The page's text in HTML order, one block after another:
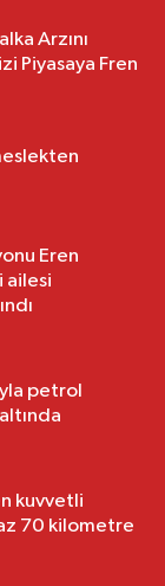
Arzını
Piyasaya Fren
Eren
ailesi
petrol
kuvvetli
70 kilometre